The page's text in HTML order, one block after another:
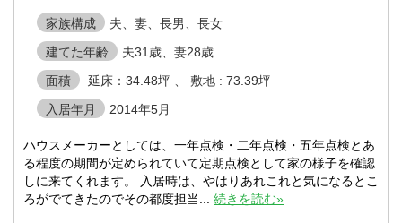
家族構成
夫、妻、長男、長女
建てた年齢
夫31歳、妻28歳
面積
延床：34.48坪 、 敷地 : 73.39坪
入居年月
2014年5月
ハウスメーカーとしては、一年点検・二年点検・五年点検とあ
る程度の期間が定められていて定期点検として家の様子を確認
しに来てくれます。 入居時は、やはりあれこれと気になるとこ
ろがでてきたのでその都度担当... 続きを読む»